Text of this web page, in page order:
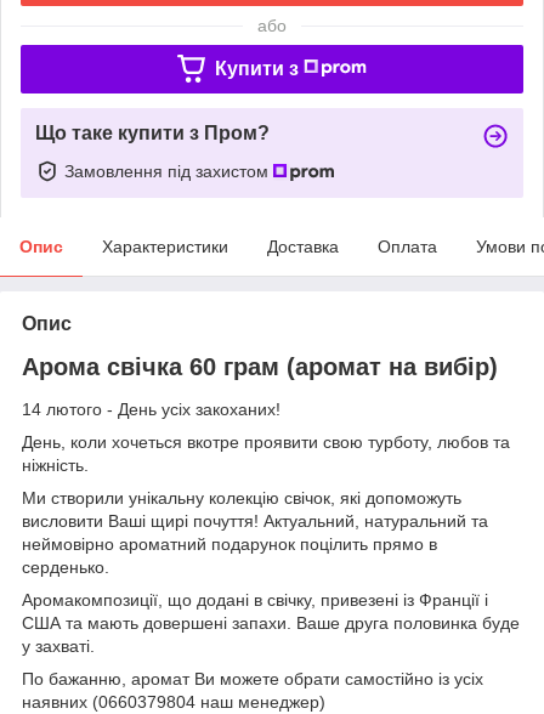
або
Купити з
Що таке купити з Пром?
Замовлення під захистом
Опис Характеристики Доставка Оплата Умови
Опис
Арома свічка 60 грам (аромат на вибір)
14 лютого - День усіх закоханих!
День, коли хочеться вкотре проявити свою турботу, любов та
ніжність.
Ми створили унікальну колекцію свічок, які допоможуть
висловити Ваші щирі почуття! Актуальний, натуральний та
неймовірно ароматний подарунок поцілить прямо в
серденько.
Аромакомпозиції, що додані в свічку, привезені із Франції і
США та мають довершені запахи. Ваше друга половинка буде
у захваті.
По бажанню, аромат Ви можете обрати самостійно із усіх
наявних (0660379804 наш менеджер)